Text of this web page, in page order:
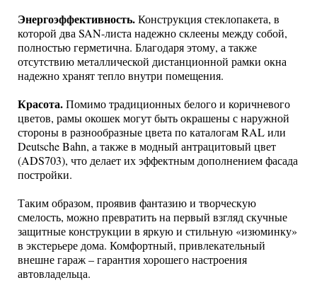
Энергоэффективность.Конструкция стеклопакета, в
которой два SAN-листа надежно склеены между собой,
полностью герметична. Благодаря этому, а также
отсутствию металлической дистанционной рамки окна
надежно хранят тепло внутри помещения.
Красота.Помимо традиционных белого и коричневого
цветов, рамы окошек могут быть окрашены с наружной
стороны в разнообразные цвета по каталогам RAL или
Deutsche Bahn, а также в модный антрацитовый цвет
(ADS703), что делает их эффектным дополнением фасада
постройки.
Таким образом, проявив фантазию и творческую
смелость, можно превратить на первый взгляд скучные
защитные конструкции в яркую и стильную «изюминку»
в экстерьере дома. Комфортный, привлекательный
внешне гараж – гарантия хорошего настроения
автовладельца.